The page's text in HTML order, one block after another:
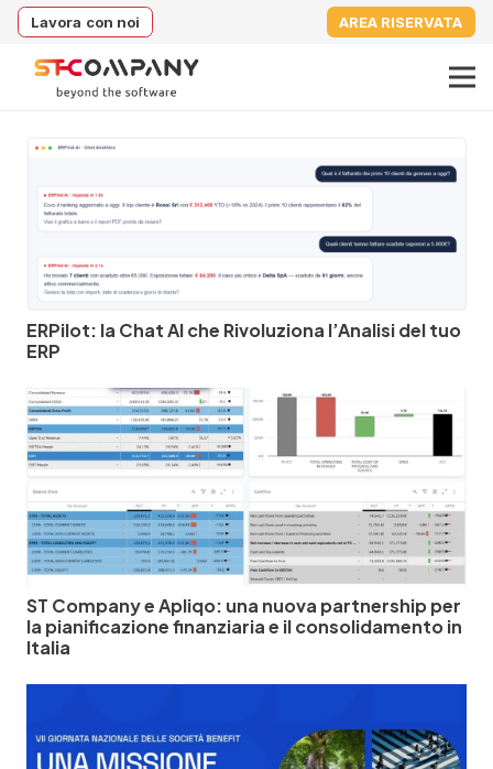
Lavora con noi AREA RISERVATA
ERPilot: la Chat AI che Rivoluziona l’Analisi del tuo
ERP
ST Company e Apliqo: una nuova partnership per
la pianificazione finanziaria e il consolidamento in
Italia